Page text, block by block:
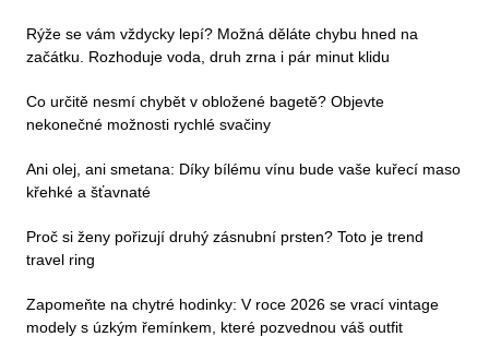
Rýže se vám vždycky lepí? Možná děláte chybu hned na
začátku. Rozhoduje voda, druh zrna i pár minut klidu
Co určitě nesmí chybět v obložené bagetě? Objevte
nekonečné možnosti rychlé svačiny
Ani olej, ani smetana: Díky bílému vínu bude vaše kuřecí maso
křehké a šťavnaté
Proč si ženy pořizují druhý zásnubní prsten? Toto je trend
travel ring
Zapomeňte na chytré hodinky: V roce 2026 se vrací vintage
modely s úzkým řemínkem, které pozvednou váš outfit